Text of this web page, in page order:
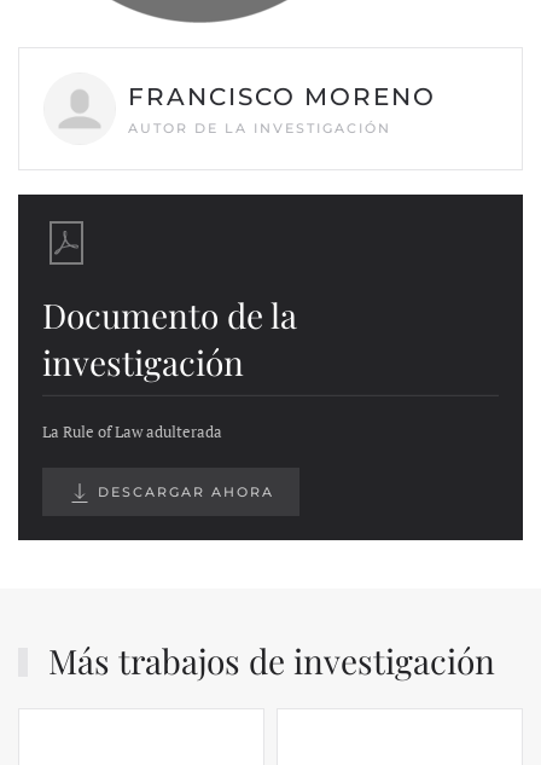
FRANCISCO MORENO
AUTOR DE LA INVESTIGACIÓN
Documento de la
investigación
La Rule of Law adulterada
DESCARGAR AHORA
Más trabajos de investigación